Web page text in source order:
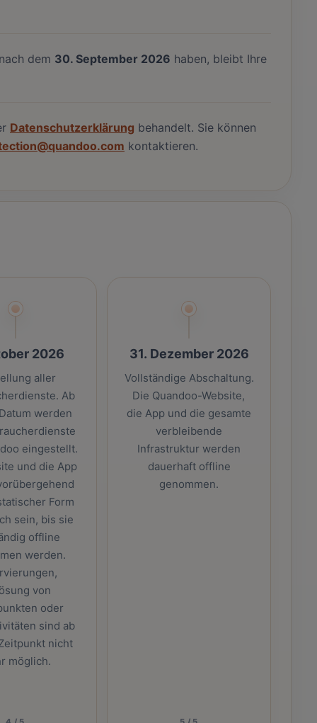
dem 30. September 2026 haben, bleibt Ihre
Datenschutzerklärung behandelt. Sie können
kontaktieren.
2026
aller
Ab
werden
eingestellt.
und die App
Form
sein, bis sie
offline
werden.
von
oder
sind ab
nicht
möglich.
31. Dezember 2026
Vollständige Abschaltung.
Die Quandoo-Website,
die App und die gesamte
verbleibende
Infrastruktur werden
dauerhaft offline
genommen.